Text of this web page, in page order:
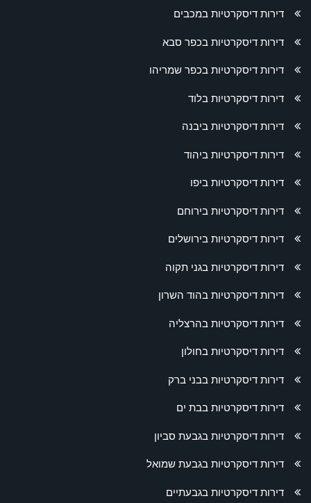
דירות דיסקרטיות במכבים
דירות דיסקרטיות בכפר סבא
דירות דיסקרטיות בכפר שמריהו
דירות דיסקרטיות בלוד
דירות דיסקרטיות ביבנה
דירות דיסקרטיות ביהוד
דירות דיסקרטיות ביפו
דירות דיסקרטיות בירוחם
דירות דיסקרטיות בירושלים
דירות דיסקרטיות בגני תקוה
דירות דיסקרטיות בהוד השרון
דירות דיסקרטיות בהרצליה
דירות דיסקרטיות בחולון
דירות דיסקרטיות בבני ברק
דירות דיסקרטיות בבת ים
דירות דיסקרטיות בגבעת סביון
דירות דיסקרטיות בגבעת שמואל
דירות דיסקרטיות בגבעתיים